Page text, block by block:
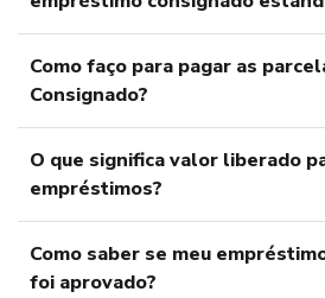
Como faço para pagar as
Consignado?
O que significa valor liberado
empréstimos?
Como saber se meu
foi aprovado?